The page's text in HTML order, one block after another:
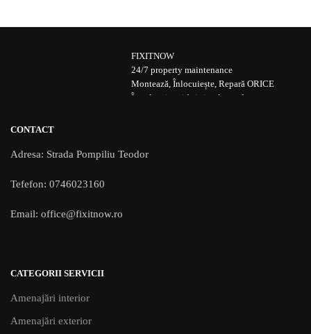
FIXITNOW
24/7 property maintenance
Montează, Înlocuiește, Repară ORICE
În cel mai rapid și simplu mod
CONTACT
Adresa: Strada Pompiliu Teodor
Tefefon: 0746023160
Email: office@fixitnow.ro
CATEGORII SERVICII
Amenajări interior
Amenajări exterior